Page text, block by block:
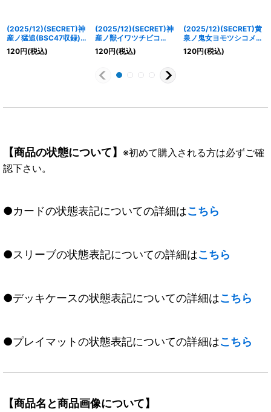
(2025/12)(SECRET)神
産ノ猛追(BSC47収録)
【C-SEC】{BS55-072}
《緑》
120円(税込)
(2025/12)(SECRET)神
産ノ獣イワツチビコ
(BSC47収録)【C-
SEC】{BS55-028}
120円(税込)
(2025/12)(SECRET)黄
泉ノ鬼女ヨモツシコメ
(BSC47収録)【C-
SEC】{BS55-017}
120円(税込)
【商品の状態について】 ※初めて購入される方は必ずご確
認下さい。
●カードの状態表記についての詳細はこちら
●スリーブの状態表記についての詳細はこちら
●デッキケースの状態表記についての詳細はこちら
●プレイマットの状態表記についての詳細はこちら
【商品名と商品画像について】